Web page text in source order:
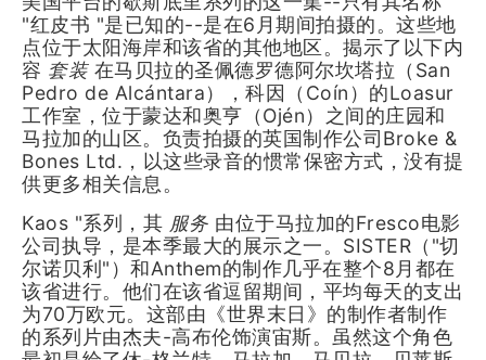
"红皮书 "是已知的--是在6月期间拍摄的。这些地
点位于太阳海岸和该省的其他地区。揭示了以下内
容 套装在马贝拉的圣佩德罗德阿尔坎塔拉（San
Pedro de Alcántara），科因（Coín）的Loasur
工作室，位于蒙达和奥亨（Ojén）之间的庄园和
马拉加的山区。负责拍摄的英国制作公司Broke &
Bones Ltd.，以这些录音的惯常保密方式，没有提
供更多相关信息。
Kaos "系列，其 服务 由位于马拉加的Fresco电影
公司执导，是本季最大的展示之一。SISTER（"切
尔诺贝利"）和Anthem的制作几乎在整个8月都在
该省进行。他们在该省逗留期间，平均每天的支出
为70万欧元。这部由《世界末日》的制作者制作
的系列片由杰夫-高布伦饰演宙斯。虽然这个角色